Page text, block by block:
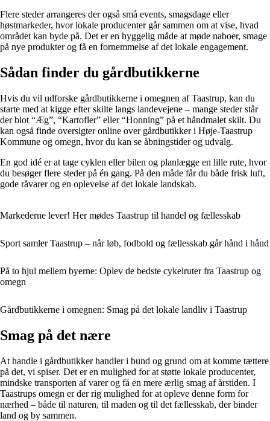
Flere steder arrangeres der også små events, smagsdage eller
høstmarkeder, hvor lokale producenter går sammen om at vise, hvad
området kan byde på. Det er en hyggelig måde at møde naboer, smage
på nye produkter og få en fornemmelse af det lokale engagement.
Sådan finder du gårdbutikkerne
Hvis du vil udforske gårdbutikkerne i omegnen af Taastrup, kan du
starte med at kigge efter skilte langs landevejene – mange steder står
der blot “Æg”, “Kartofler” eller “Honning” på et håndmalet skilt. Du
kan også finde oversigter online over gårdbutikker i Høje-Taastrup
Kommune og omegn, hvor du kan se åbningstider og udvalg.
En god idé er at tage cyklen eller bilen og planlægge en lille rute, hvor
du besøger flere steder på én gang. På den måde får du både frisk luft,
gode råvarer og en oplevelse af det lokale landskab.
Markederne lever! Her mødes Taastrup til handel og fællesskab
Sport samler Taastrup – når løb, fodbold og fællesskab går hånd i hånd
På to hjul mellem byerne: Oplev de bedste cykelruter fra Taastrup og
omegn
Gårdbutikkerne i omegnen: Smag på det lokale landliv i Taastrup
Smag på det nære
At handle i gårdbutikker handler i bund og grund om at komme tættere
på det, vi spiser. Det er en mulighed for at støtte lokale producenter,
mindske transporten af varer og få en mere ærlig smag af årstiden. I
Taastrups omegn er der rig mulighed for at opleve denne form for
nærhed – både til naturen, til maden og til det fællesskab, der binder
land og by sammen.